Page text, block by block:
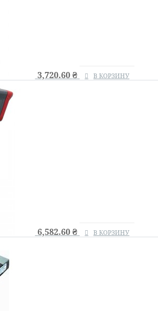
3,720.60₴ В КОРЗИНУ
6,582.60₴ В КОРЗИНУ